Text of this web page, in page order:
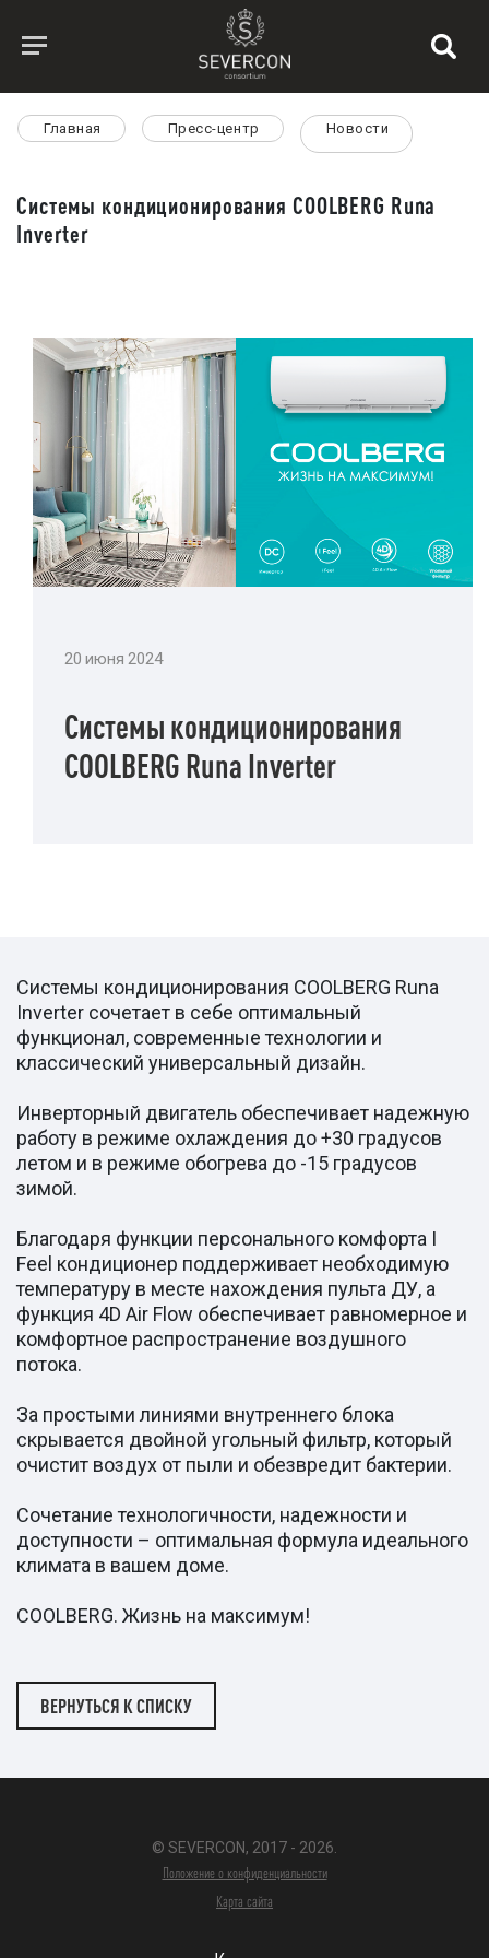
Главная Пресс-центр Новости
Системы кондиционирования СOOLBERG Runa
Inverter
20 июня 2024
Системы кондиционирования
СOOLBERG Runa Inverter
Системы кондиционирования СOOLBERG Runa
Inverter сочетает в себе оптимальный
функционал, современные технологии и
классический универсальный дизайн.
Инверторный двигатель обеспечивает надежную
работу в режиме охлаждения до +30 градусов
летом и в режиме обогрева до -15 градусов
зимой.
Благодаря функции персонального комфорта I
Feel кондиционер поддерживает необходимую
температуру в месте нахождения пульта ДУ, а
функция 4D Air Flow обеспечивает равномерное и
комфортное распространение воздушного
потока.
За простыми линиями внутреннего блока
скрывается двойной угольный фильтр, который
очистит воздух от пыли и обезвредит бактерии.
Сочетание технологичности, надежности и
доступности – оптимальная формула идеального
климата в вашем доме.
COOLBERG. Жизнь на максимум!
ВЕРНУТЬСЯ К СПИСКУ
© SEVERCON, 2017 - 2026.
Положение о конфиденциальности
Карта сайта